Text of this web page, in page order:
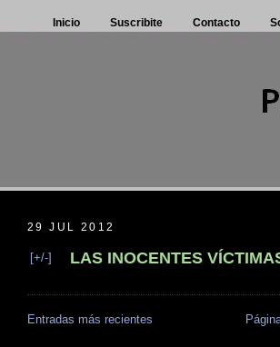
Inicio Suscribite Contacto
29 JUL 2012
[+/-] LAS INOCENTES
Entradas más recientes